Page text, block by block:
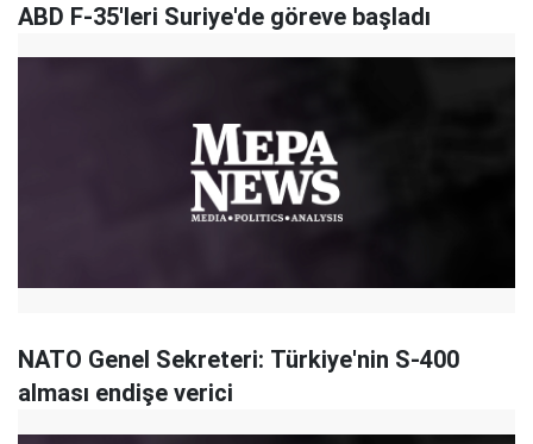
ABD F-35'leri Suriye'de göreve başladı
NATO Genel Sekreteri: Türkiye'nin S-400
alması endişe verici